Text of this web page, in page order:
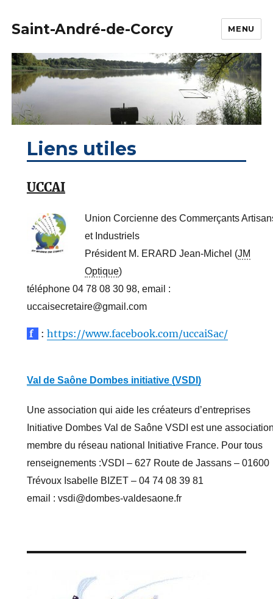
Saint-André-de-Corcy MENU
Liens utiles
UCCAI
Union Corcienne des Commerçants
et Industriels
Président M. ERARD Jean-Michel (JM
Optique)
téléphone 04 78 08 30 98, email :
uccaisecretaire@gmail.com
f : https://www.facebook.com/uccaiSac/
Val de Saône Dombes initiative (VSDI)
Une association qui aide les créateurs d’entreprises
Initiative Dombes Val de Saône VSDI est une
membre du réseau national Initiative France. Pour tous
renseignements :VSDI – 627 Route de Jassans – 01600
Trévoux Isabelle BIZET – 04 74 08 39 81
email : vsdi@dombes-valdesaone.fr